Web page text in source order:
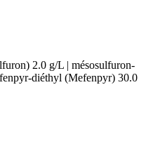
2.0 g/L | mésosulfuron-
diéthyl (Mefenpyr) 30.0